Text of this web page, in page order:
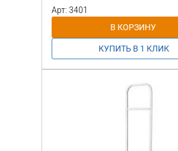
древесных волокон, планка
без
пластилина (в комплект не
Арт: 3401